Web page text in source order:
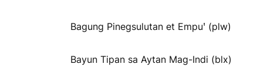
Bagung Pinegsulutan et Empuꞌ (plw)
Bayun Tipan sa Aytan Mag-Indi (blx)